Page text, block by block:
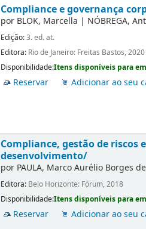
Compliance e governança
por BLOK, Marcella | NÓBREGA,
Edição:3. ed. at.
Editora: Rio de Janeiro: Freitas Bastos, 2020
Disponibilidade:Itens disponíveis para
Reservar Adicionar ao seu
Compliance, gestão de
desenvolvimento/
por PAULA, Marco Aurélio Borges de
Editora: Belo Horizonte: Fórum, 2018
Disponibilidade:Itens disponíveis para
Reservar Adicionar ao seu